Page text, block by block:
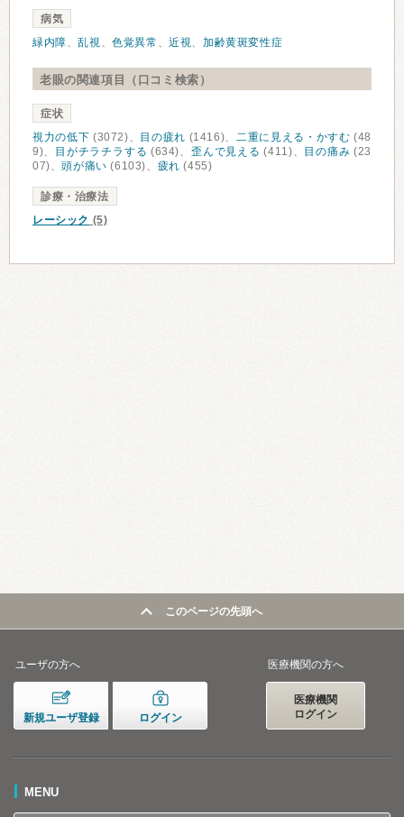
病気
緑内障、乱視、色覚異常 、近視、加齢黄斑変性症
老眼の関連項目（口コミ検索）
症状
視力の低下 (3072)、 目の疲れ (1416)、 二重に見える・かすむ (48
9)、
目がチラチラする (634)、歪んで見える (411)、 目の痛み (23
07)、頭が痛い (6103)、 疲れ (455)
診療・治療法
レーシック (5)
このページの先頭へ
ユーザの方へ
新規ユーザ登録 ログイン
医療機関の方へ
医療機関
ログイン
MENU